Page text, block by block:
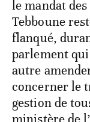
le mandat
Tebboune
flanqué,
parlement
autre
concerner le
gestion de